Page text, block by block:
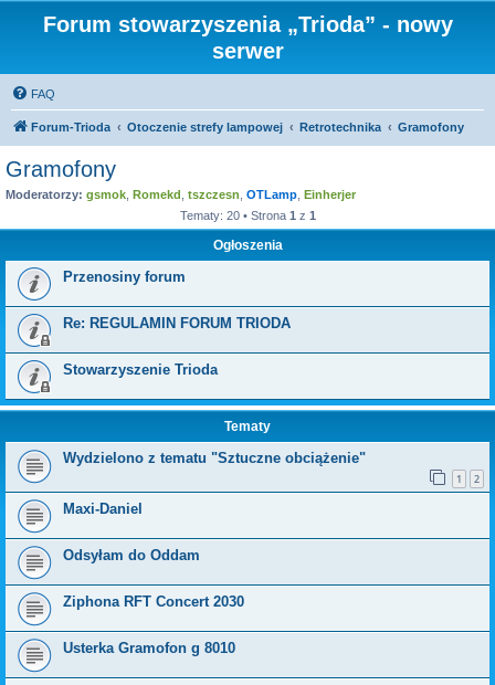
Forum stowarzyszenia „Trioda” - nowy
serwer
FAQ
Forum-Trioda Otoczenie strefy lampowej Retrotechnika Gramofony
Gramofony
Moderatorzy: gsmok Romekd tszczesn OTLamp Einherjer
Tematy: 20 • Strona 1 z 1
Ogłoszenia
Przenosiny forum
Re: REGULAMIN FORUM TRIODA
Stowarzyszenie Trioda
Tematy
Wydzielono z tematu "Sztuczne obciążenie"
1 2
Maxi-Daniel
Odsyłam do Oddam
Ziphona RFT Concert 2030
Usterka Gramofon g 8010